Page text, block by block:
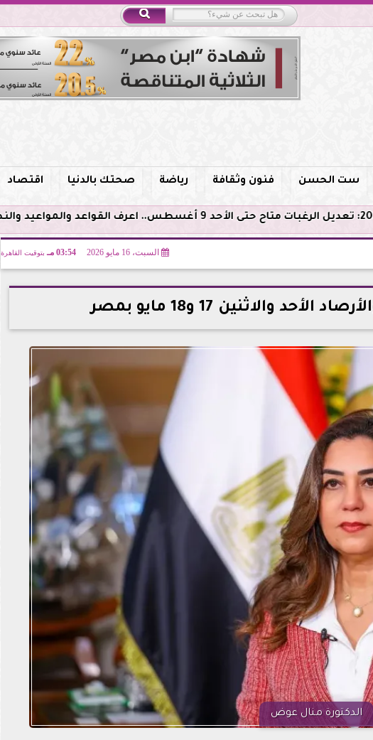
ست الحسن فنون وثقافة رياضة صحتك بالدنيا اقتصاد
السبت، 16 مايو 2026 03:54 مـ بتوقيت القاهرة
والاثنين 17 و18 مايو بمصر
الدكتورة منال عوض